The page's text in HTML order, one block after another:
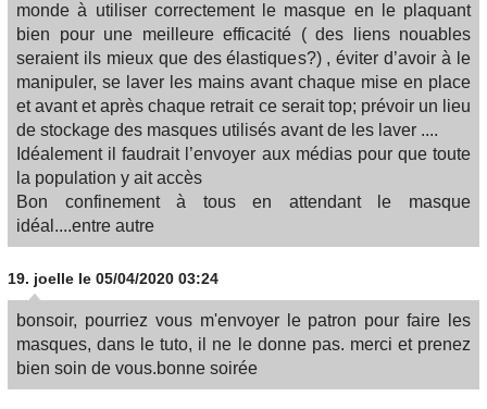
monde à utiliser correctement le masque en le plaquant
bien pour une meilleure efficacité ( des liens nouables
seraient ils mieux que des élastiques?) , éviter d’avoir à le
manipuler, se laver les mains avant chaque mise en place
et avant et après chaque retrait ce serait top; prévoir un lieu
de stockage des masques utilisés avant de les laver ....
Idéalement il faudrait l’envoyer aux médias pour que toute
la population y ait accès
Bon confinement à tous en attendant le masque
idéal....entre autre
19. joelle le 05/04/2020 03:24
bonsoir, pourriez vous m'envoyer le patron pour faire les
masques, dans le tuto, il ne le donne pas. merci et prenez
bien soin de vous.bonne soirée